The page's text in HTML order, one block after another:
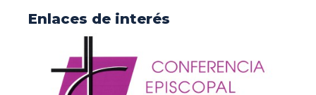
Enlaces de interés